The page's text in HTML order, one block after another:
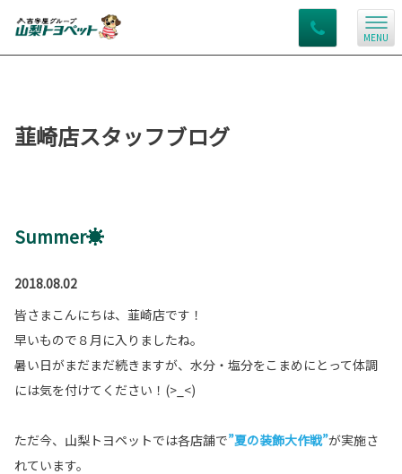
MENU
韮崎店スタッフブログ
Summer☀
2018.08.02
皆さまこんにちは、韮崎店です！
早いもので８月に入りましたね。
暑い日がまだまだ続きますが、水分・塩分をこまめにとって体調
には気を付けてください！(>_<)
ただ今、山梨トヨペットでは各店舗で”夏の装飾大作戦”が実施さ
れています。